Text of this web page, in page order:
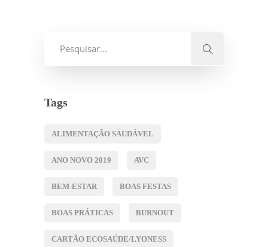
Tags
ALIMENTAÇÃO SAUDÁVEL
ANO NOVO 2019 AVC
BEM-ESTAR BOAS FESTAS
BOAS PRÁTICAS BURNOUT
CARTÃO ECOSAÚDE/LYONESS